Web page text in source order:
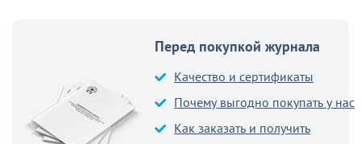
Перед покупкой журнала
Качество и сертификаты
Почему выгодно покупать у нас
Как заказать и получить